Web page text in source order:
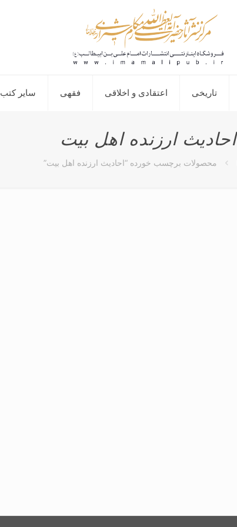
تاریخی اعتقادی و اخلاقی فقهی سایر کتب
احادیث ارزنده اهل بیت
محصولات برچسب خورده “احادیث ارزنده اهل بیت”